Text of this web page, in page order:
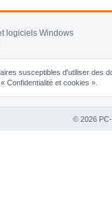
logiciels Windows
susceptibles d'utiliser
Confidentialité et cookies ».
© 2026